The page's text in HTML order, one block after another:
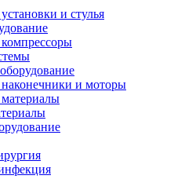
и стулья
и моторы